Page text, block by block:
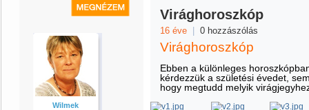
Wilmek
Virághoroszkóp
16 éve 0 hozzászólás
Virághoroszkóp
Ebben a különleges
kérdezzük a születési évedet,
hogy megtudd melyik